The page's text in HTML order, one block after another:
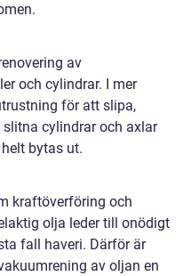
av
och cylindrar. I mer
för att slipa,
cylindrar och axlar
bytas ut.
kraftöverföring och
olja leder till onödigt
fall haveri. Därför är
av oljan en